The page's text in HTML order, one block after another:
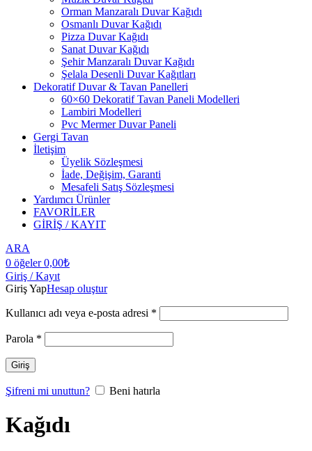
Orman Manzaralı Duvar Kağıdı
Osmanlı Duvar Kağıdı
Pizza Duvar Kağıdı
Sanat Duvar Kağıdı
Şehir Manzaralı Duvar Kağıdı
Şelala Desenli Duvar Kağıtları
Dekoratif Duvar & Tavan Panelleri
60×60 Dekoratif Tavan Paneli Modelleri
Lambiri Modelleri
Pvc Mermer Duvar Paneli
Gergi Tavan
İletişim
Üyelik Sözleşmesi
İade, Değişim, Garanti
Mesafeli Satış Sözleşmesi
Yardımcı Ürünler
FAVORİLER
GİRİŞ / KAYIT
ARA
0 öğeler 0,00₺
Giriş / Kayıt
Giriş YapHesap oluştur
Kullanıcı adı veya e-posta adresi *
Parola *
Giriş
Şifreni mi unuttun? Beni hatırla
Kağıdı